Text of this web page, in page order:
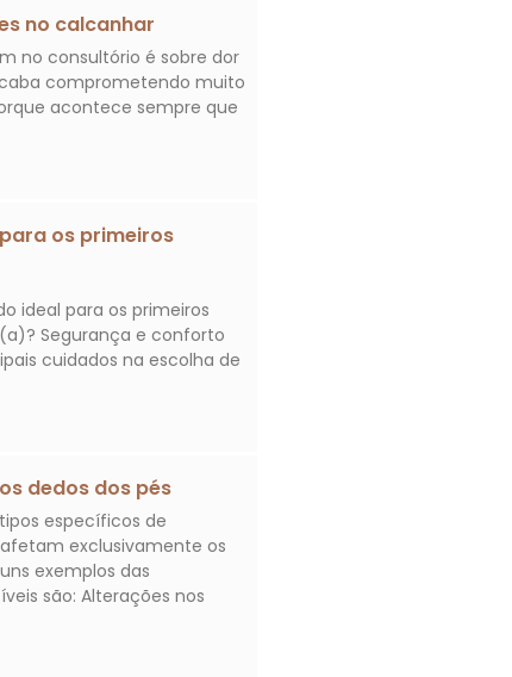
no calcanhar
no consultório é sobre dor
comprometendo muito
acontece sempre que
os primeiros
ideal para os primeiros
Segurança e conforto
cuidados na escolha de
dedos dos pés
específicos de
exclusivamente os
exemplos das
são: Alterações nos